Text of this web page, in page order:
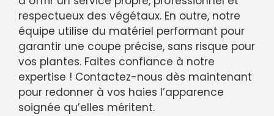
respectueux des végétaux. En outre, notre
équipe utilise du matériel performant pour
garantir une coupe précise, sans risque pour
vos plantes. Faites confiance à notre
expertise ! Contactez-nous dès maintenant
pour redonner à vos haies l’apparence
soignée qu’elles méritent.